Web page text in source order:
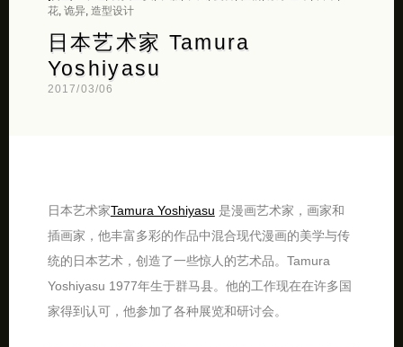
花, 诡异, 造型设计
日本艺术家 Tamura
Yoshiyasu
2017/03/06
日本艺术家Tamura Yoshiyasu 是漫画艺术家，画家和
插画家，他丰富多彩的作品中混合现代漫画的美学与传
统的日本艺术，创造了一些惊人的艺术品。Tamura
Yoshiyasu 1977年生于群马县。他的工作现在在许多国
家得到认可，他参加了各种展览和研讨会。